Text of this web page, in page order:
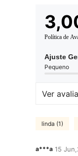
Política de
Ajuste
Pequeno
Ver
linda (1)
a***a 15